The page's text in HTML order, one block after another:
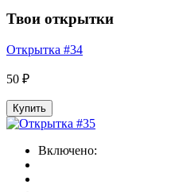
Твои открытки
Открытка #34
50 ₽
Купить
Включено: